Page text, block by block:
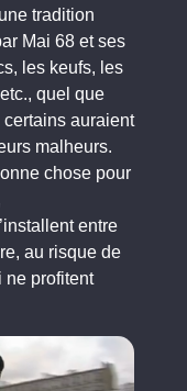
tradition
Mai 68 et ses
les keufs, les
quel que
certains auraient
malheurs.
chose pour
entre
au risque de
ne profitent